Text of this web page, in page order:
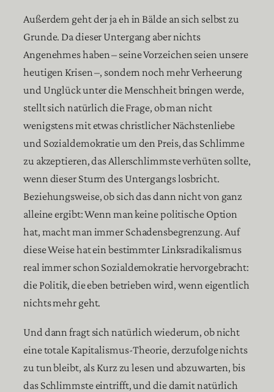
Außerdem geht der ja eh in Bälde an sich selbst zu
Grunde. Da dieser Untergang aber nichts
Angenehmes haben – seine Vorzeichen seien unsere
heutigen Krisen –, sondern noch mehr Verheerung
und Unglück unter die Menschheit bringen werde,
stellt sich natürlich die Frage, ob man nicht
wenigstens mit etwas christlicher Nächstenliebe
und Sozialdemokratie um den Preis, das Schlimme
zu akzeptieren, das Allerschlimmste verhüten sollte,
wenn dieser Sturm des Untergangs losbricht.
Beziehungsweise, ob sich das dann nicht von ganz
alleine ergibt: Wenn man keine politische Option
hat, macht man immer Schadensbegrenzung. Auf
diese Weise hat ein bestimmter Linksradikalismus
real immer schon Sozialdemokratie hervorgebracht:
die Politik, die eben betrieben wird, wenn eigentlich
nichts mehr geht.
Und dann fragt sich natürlich wiederum, ob nicht
eine totale Kapitalismus-Theorie, derzufolge nichts
zu tun bleibt, als Kurz zu lesen und abzuwarten, bis
das Schlimmste eintrifft, und die damit natürlich